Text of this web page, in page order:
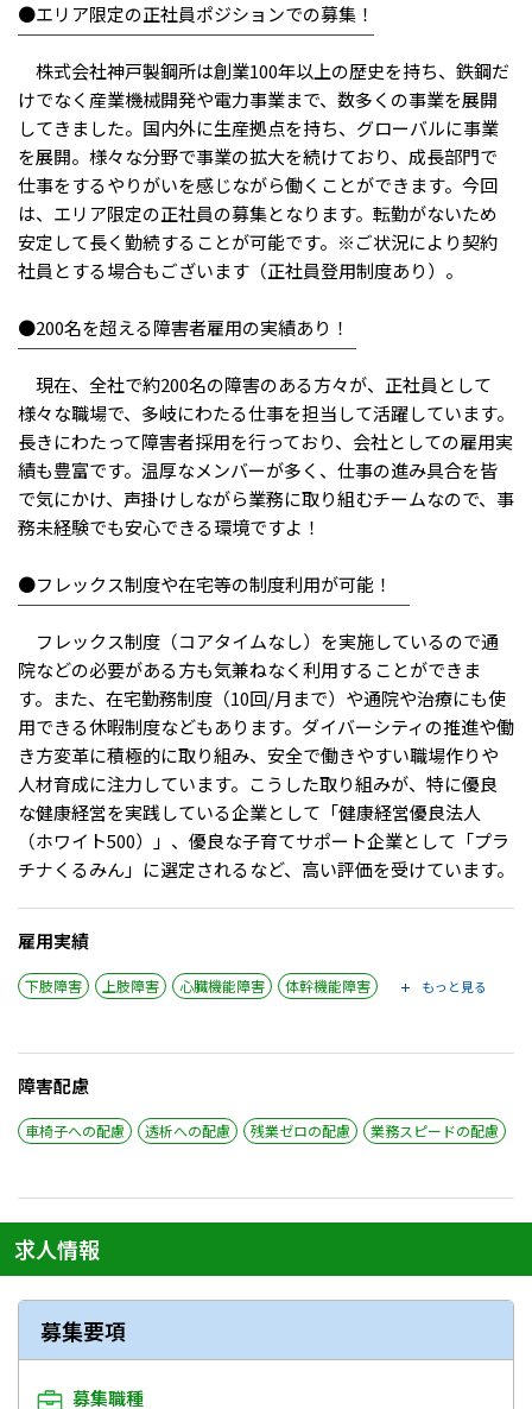
●エリア限定の正社員ポジションでの募集！
￣￣￣￣￣￣￣￣￣￣￣￣￣￣￣￣￣￣￣￣
株式会社神戸製鋼所は創業100年以上の歴史を持ち、鉄鋼だ
けでなく産業機械開発や電力事業まで、数多くの事業を展開
してきました。国内外に生産拠点を持ち、グローバルに事業
を展開。様々な分野で事業の拡大を続けており、成長部門で
仕事をするやりがいを感じながら働くことができます。今回
は、エリア限定の正社員の募集となります。転勤がないため
安定して長く勤続することが可能です。※ご状況により契約
社員とする場合もございます（正社員登用制度あり）。
●200名を超える障害者雇用の実績あり！
￣￣￣￣￣￣￣￣￣￣￣￣￣￣￣￣￣￣￣
現在、全社で約200名の障害のある方々が、正社員として
様々な職場で、多岐にわたる仕事を担当して活躍しています。
長きにわたって障害者採用を行っており、会社としての雇用実
績も豊富です。温厚なメンバーが多く、仕事の進み具合を皆
で気にかけ、声掛けしながら業務に取り組むチームなので、事
務未経験でも安心できる環境ですよ！
●フレックス制度や在宅等の制度利用が可能！
￣￣￣￣￣￣￣￣￣￣￣￣￣￣￣￣￣￣￣￣￣￣
フレックス制度（コアタイムなし）を実施しているので通
院などの必要がある方も気兼ねなく利用することができま
す。また、在宅勤務制度（10回/月まで）や通院や治療にも使
用できる休暇制度などもあります。ダイバーシティの推進や働
き方変革に積極的に取り組み、安全で働きやすい職場作りや
人材育成に注力しています。こうした取り組みが、特に優良
な健康経営を実践している企業として「健康経営優良法人
（ホワイト500）」、優良な子育てサポート企業として「プラ
チナくるみん」に選定されるなど、高い評価を受けています。
雇用実績
下肢障害 上肢障害 心臓機能障害 体幹機能障害 もっと見る
障害配慮
車椅子への配慮 透析への配慮 残業ゼロの配慮 業務スピードの配慮
求人情報
募集要項
募集職種
ソーシャルファームサービス
しいたけ生産で実現する
新しい障害者雇用支援サービス
ご利用ガイド
法人向けページ
メニューを閉じる